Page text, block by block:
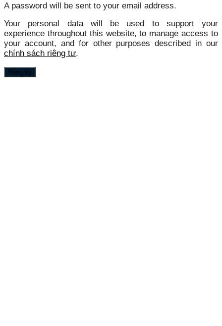
A password will be sent to your email address.
Your personal data will be used to support your
experience throughout this website, to manage access to
your account, and for other purposes described in our
chính sách riêng tư.
Đăng ký